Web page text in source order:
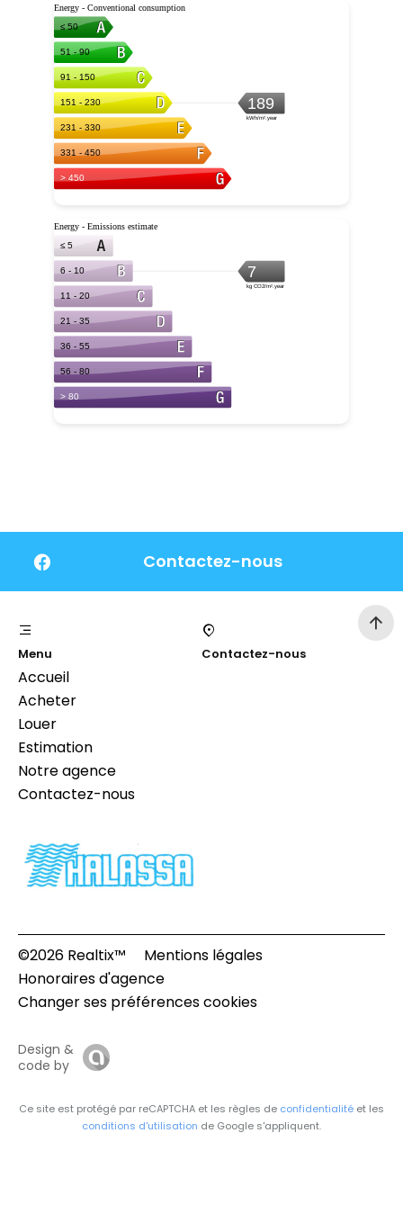
Contactez-nous
Menu
Accueil
Acheter
Louer
Estimation
Notre agence
Contactez-nous
Contactez-nous
©2026 Realtix™
Mentions légales
Honoraires d'agence
Changer ses préférences cookies
Design &
code by
Ce site est protégé par reCAPTCHA et les règles de confidentialité et les
conditions d'utilisation de Google s'appliquent.